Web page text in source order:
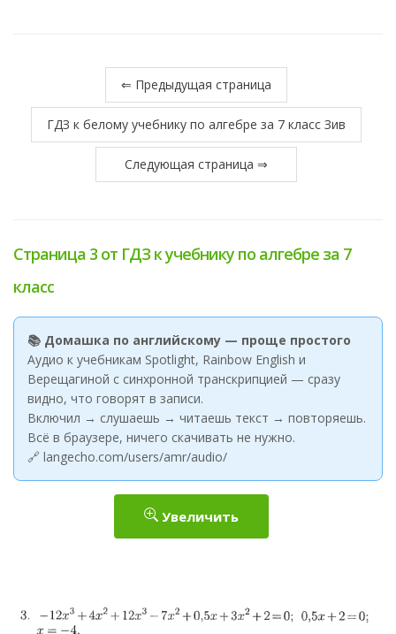
⇐ Предыдущая страница
ГДЗ к белому учебнику по алгебре за 7 класс Зив
Следующая страница ⇒
Страница 3 от ГДЗ к учебнику по алгебре за 7
класс
📚 Домашка по английскому — проще простого
Аудио к учебникам Spotlight, Rainbow English и
Верещагиной с синхронной транскрипцией — сразу
видно, что говорят в записи.
Включил → слушаешь → читаешь текст → повторяешь.
Всё в браузере, ничего скачивать не нужно.
🔗 langecho.com/users/amr/audio/
Увеличить